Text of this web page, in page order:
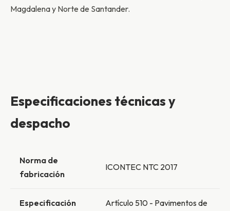
Magdalena y Norte de Santander.
Especificaciones técnicas y
despacho
Norma de
fabricación
ICONTEC NTC 2017
Especificación
Artículo 510 - Pavimentos de